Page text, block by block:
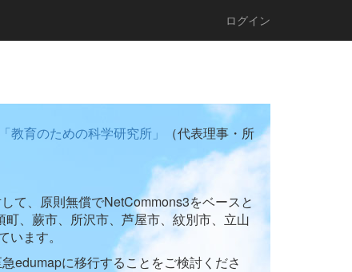
ログイン
教育のための科学研究所」
（代表理事・所
て、原則無償でNetCommons3をベースと
、蕨市、所沢市、芦屋市、紋別市、立山
ます。
edumapに移行することをご検討くださ